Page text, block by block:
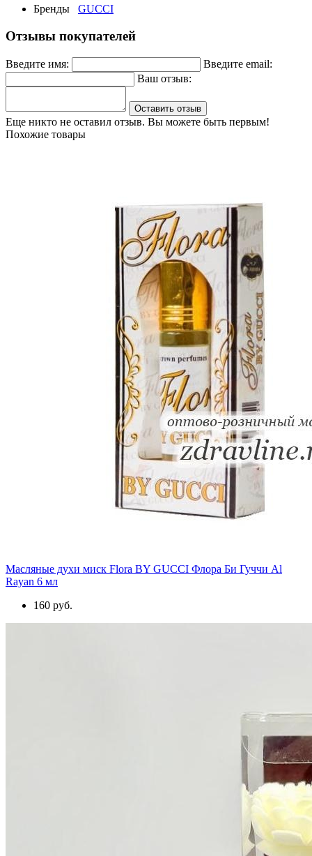
Бренды
GUCCI
Отзывы покупателей
Введите имя:
Введите email:
Ваш отзыв:
Оставить отзыв
Еще никто не оставил отзыв. Вы можете быть первым!
Похожие товары
Масляные духи миск Flora BY GUCCI Флора Би Гуччи Al
Rayan 6 мл
160 руб.